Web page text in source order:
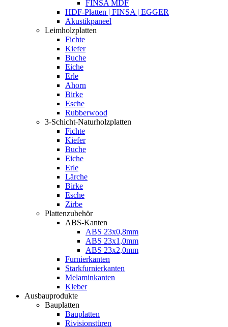
FINSA MDF
HDF-Platten | FINSA | EGGER
Akustikpaneel
Leimholzplatten
Fichte
Kiefer
Buche
Eiche
Erle
Ahorn
Birke
Esche
Rubberwood
3-Schicht-Naturholzplatten
Fichte
Kiefer
Buche
Eiche
Erle
Lärche
Birke
Esche
Zirbe
Plattenzubehör
ABS-Kanten
ABS 23x0,8mm
ABS 23x1,0mm
ABS 23x2,0mm
Furnierkanten
Starkfurnierkanten
Melaminkanten
Kleber
Ausbauprodukte
Bauplatten
Bauplatten
Rivisionstüren